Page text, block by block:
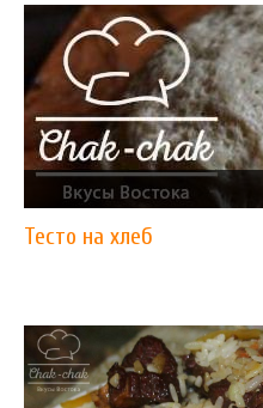
Тесто на хлеб